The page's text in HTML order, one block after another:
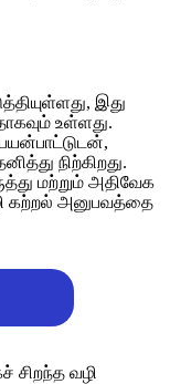
இது
உள்ளது.
நிற்கிறது.
மற்றும் அதிவேக
கற்றல் அனுபவத்தை
வழி